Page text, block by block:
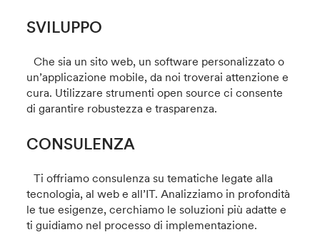
SVILUPPO
Che sia un sito web, un software personalizzato o
un’applicazione mobile, da noi troverai attenzione e
cura. Utilizzare strumenti open source ci consente
di garantire robustezza e trasparenza.
CONSULENZA
Ti offriamo consulenza su tematiche legate alla
tecnologia, al web e all’IT. Analizziamo in profondità
le tue esigenze, cerchiamo le soluzioni più adatte e
ti guidiamo nel processo di implementazione.